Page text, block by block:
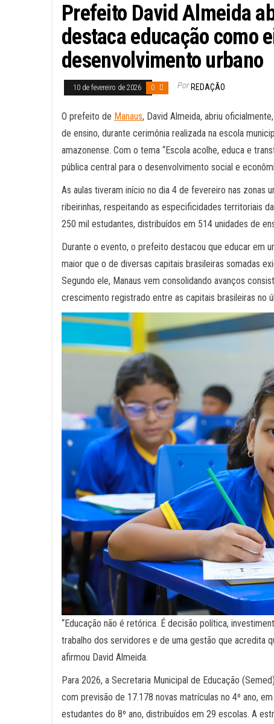
Prefeito David Almeida
destaca educação como
desenvolvimento urbano
10 de fevereiro de 2026 0 Por REDAÇÃO
O prefeito de Manaus, David Almeida, abriu
de ensino, durante cerimônia realizada na escola
amazonense. Com o tema “Escola acolhe, educa e
pública central para o desenvolvimento social e
As aulas tiveram início no dia 4 de fevereiro nas zonas
ribeirinhas, respeitando as especificidades territoriais
250 mil estudantes, distribuídos em 514 unidades de
Durante o evento, o prefeito destacou que educar em
maior que o de diversas capitais brasileiras somadas
Segundo ele, Manaus vem consolidando avanços
crescimento registrado entre as capitais brasileiras no
“Educação não é retórica. É decisão política,
trabalho dos servidores e de uma gestão que acredita
afirmou David Almeida.
Para 2026, a Secretaria Municipal de Educação
com previsão de 17.178 novas matrículas no 4º ano,
estudantes do 8º ano, distribuídos em 29 escolas. A